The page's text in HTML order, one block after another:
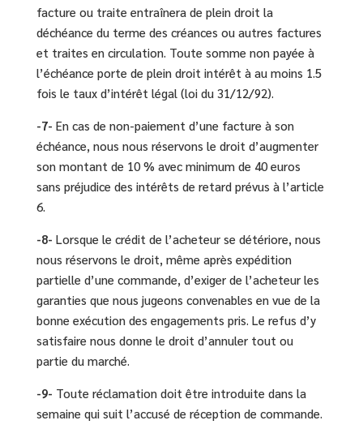
facture ou traite entraînera de plein droit la
déchéance du terme des créances ou autres factures
et traites en circulation. Toute somme non payée à
l’échéance porte de plein droit intérêt à au moins 1.5
fois le taux d’intérêt légal (loi du 31/12/92).
-7- En cas de non-paiement d’une facture à son
échéance, nous nous réservons le droit d’augmenter
son montant de 10 % avec minimum de 40 euros
sans préjudice des intérêts de retard prévus à l’article
6.
-8- Lorsque le crédit de l’acheteur se détériore, nous
nous réservons le droit, même après expédition
partielle d’une commande, d’exiger de l’acheteur les
garanties que nous jugeons convenables en vue de la
bonne exécution des engagements pris. Le refus d’y
satisfaire nous donne le droit d’annuler tout ou
partie du marché.
-9- Toute réclamation doit être introduite dans la
semaine qui suit l’accusé de réception de commande.